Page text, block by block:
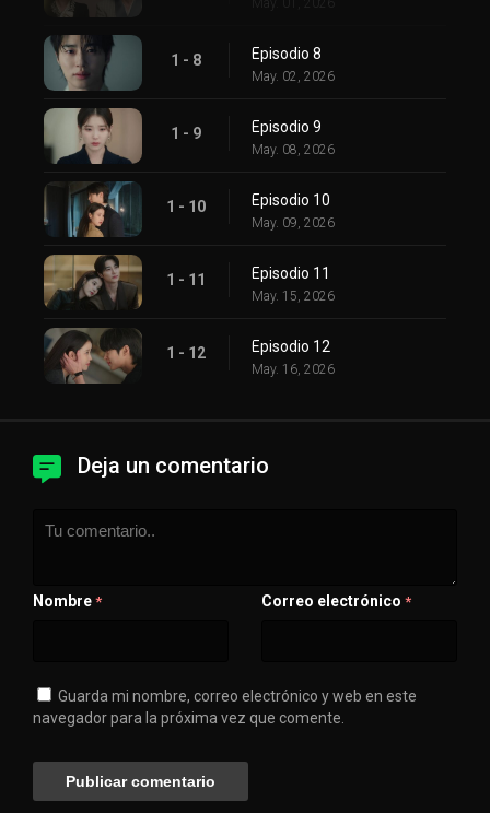
May. 01, 2026
1 - 8 Episodio 8
May. 02, 2026
1 - 9 Episodio 9
May. 08, 2026
1 - 10 Episodio 10
May. 09, 2026
1 - 11 Episodio 11
May. 15, 2026
1 - 12 Episodio 12
May. 16, 2026
Deja un comentario
Nombre * Correo electrónico *
Guarda mi nombre, correo electrónico y web en este
navegador para la próxima vez que comente.